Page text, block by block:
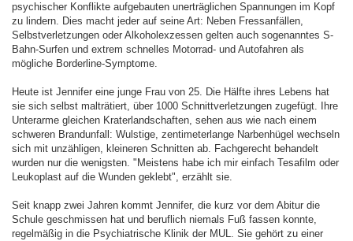
psychischer Konflikte aufgebauten unerträglichen Spannungen im Kopf
zu lindern. Dies macht jeder auf seine Art: Neben Fressanfällen,
Selbstverletzungen oder Alkoholexzessen gelten auch sogenanntes S-
Bahn-Surfen und extrem schnelles Motorrad- und Autofahren als
mögliche Borderline-Symptome.
Heute ist Jennifer eine junge Frau von 25. Die Hälfte ihres Lebens hat
sie sich selbst malträtiert, über 1000 Schnittverletzungen zugefügt. Ihre
Unterarme gleichen Kraterlandschaften, sehen aus wie nach einem
schweren Brandunfall: Wulstige, zentimeterlange Narbenhügel wechseln
sich mit unzähligen, kleineren Schnitten ab. Fachgerecht behandelt
wurden nur die wenigsten. "Meistens habe ich mir einfach Tesafilm oder
Leukoplast auf die Wunden geklebt", erzählt sie.
Seit knapp zwei Jahren kommt Jennifer, die kurz vor dem Abitur die
Schule geschmissen hat und beruflich niemals Fuß fassen konnte,
regelmäßig in die Psychiatrische Klinik der MUL. Sie gehört zu einer